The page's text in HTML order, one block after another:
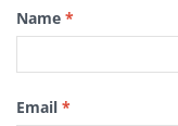
Name *
Email *